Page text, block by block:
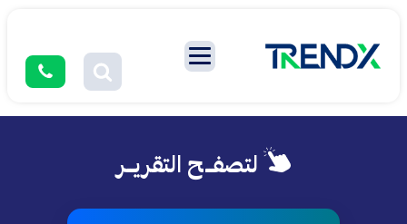
لتصفــح التقريــر